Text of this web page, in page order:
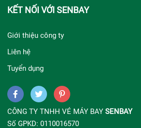
KẾT NỐI VỚI SENBAY
Giới thiệu công ty
Liên hệ
Tuyển dụng
CÔNG TY TNHH VÉ MÁY BAY SENBAY
Số GPKD: 0110016570